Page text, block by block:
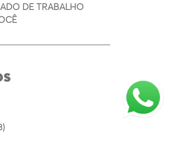
DE TRABALHO